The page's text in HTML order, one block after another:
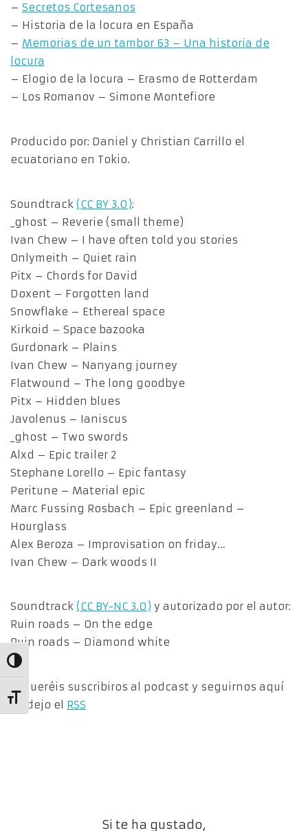
Alternar alto contraste
Alternar tamaño de letra
– Secretos Cortesanos
– Historia de la locura en España
– Memorias de un tambor 63 – Una historia de
locura
– Elogio de la locura – Erasmo de Rotterdam
– Los Romanov – Simone Montefiore
Producido por: Daniel y Christian Carrillo el
ecuatoriano en Tokio.
Soundtrack (CC BY 3.0):
_ghost – Reverie (small theme)
Ivan Chew – I have often told you stories
Onlymeith – Quiet rain
Pitx – Chords for David
Doxent – Forgotten land
Snowflake – Ethereal space
Kirkoid – Space bazooka
Gurdonark – Plains
Ivan Chew – Nanyang journey
Flatwound – The long goodbye
Pitx – Hidden blues
Javolenus – Ianiscus
_ghost – Two swords
Alxd – Epic trailer 2
Stephane Lorello – Epic fantasy
Peritune – Material epic
Marc Fussing Rosbach – Epic greenland –
Hourglass
Alex Beroza – Improvisation on friday…
Ivan Chew – Dark woods II
Soundtrack (CC BY-NC 3.0) y autorizado por el autor:
Ruin roads – On the edge
Ruin roads – Diamond white
Si queréis suscribiros al podcast y seguirnos aquí
os dejo el RSS
Si te ha gustado,